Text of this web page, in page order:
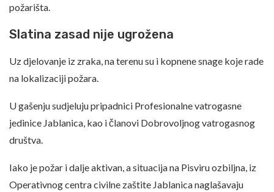
požarišta.
Slatina zasad nije ugrožena
Uz djelovanje iz zraka, na terenu su i kopnene snage koje rade
na lokalizaciji požara.
U gašenju sudjeluju pripadnici Profesionalne vatrogasne
jedinice Jablanica, kao i članovi Dobrovoljnog vatrogasnog
društva.
Iako je požar i dalje aktivan, a situacija na Pisviru ozbiljna, iz
Operativnog centra civilne zaštite Jablanica naglašavaju